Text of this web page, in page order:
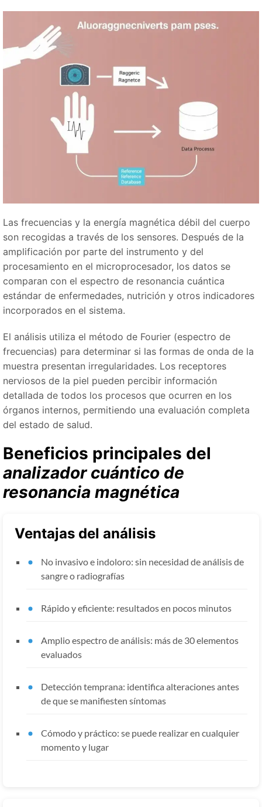
Las frecuencias y la energía magnética débil del cuerpo
son recogidas a través de los sensores. Después de la
amplificación por parte del instrumento y del
procesamiento en el microprocesador, los datos se
comparan con el espectro de resonancia cuántica
estándar de enfermedades, nutrición y otros indicadores
incorporados en el sistema.
El análisis utiliza el método de Fourier (espectro de
frecuencias) para determinar si las formas de onda de la
muestra presentan irregularidades. Los receptores
nerviosos de la piel pueden percibir información
detallada de todos los procesos que ocurren en los
órganos internos, permitiendo una evaluación completa
del estado de salud.
Beneficios principales del
analizador cuántico de
resonancia magnética
Ventajas del análisis
No invasivo e indoloro: sin necesidad de análisis de
sangre o radiografías
Rápido y eficiente: resultados en pocos minutos
Amplio espectro de análisis: más de 30 elementos
evaluados
Detección temprana: identifica alteraciones antes
de que se manifiesten síntomas
Cómodo y práctico: se puede realizar en cualquier
momento y lugar